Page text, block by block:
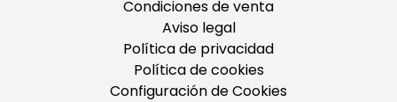
Condiciones de venta
Aviso legal
Política de privacidad
Política de cookies
Configuración de Cookies